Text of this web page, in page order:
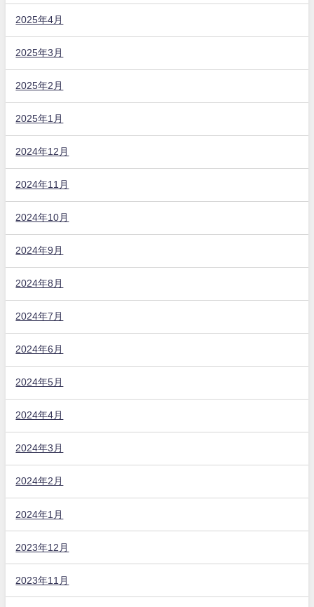
2025年4月
2025年3月
2025年2月
2025年1月
2024年12月
2024年11月
2024年10月
2024年9月
2024年8月
2024年7月
2024年6月
2024年5月
2024年4月
2024年3月
2024年2月
2024年1月
2023年12月
2023年11月